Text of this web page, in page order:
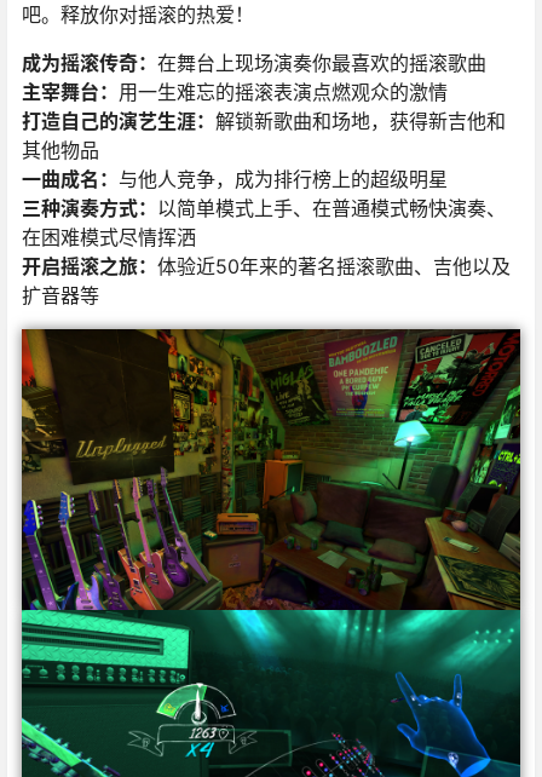
吧。释放你对摇滚的热爱！
成为摇滚传奇： 在舞台上现场演奏你最喜欢的摇滚歌曲
主宰舞台： 用一生难忘的摇滚表演点燃观众的激情
打造自己的演艺生涯： 解锁新歌曲和场地，获得新吉他和
其他物品
一曲成名： 与他人竞争，成为排行榜上的超级明星
三种演奏方式： 以简单模式上手、在普通模式畅快演奏、
在困难模式尽情挥洒
开启摇滚之旅： 体验近50年来的著名摇滚歌曲、吉他以及
扩音器等